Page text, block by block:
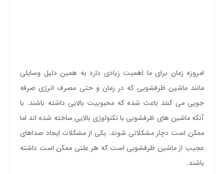
امروزه زمان برای ما اهمیت زیادی دارد به همین دلیل وسایلی
مانند ماشین ظرفشویی که در زمان و حتی مصرف انرژی صرفه
جویی می کنند باعث شده که محبوبیت بالایی داشته باشند. با
آنکه ماشین های ظرفشویی با تکنولوژی بالایی ساخته شده اند اما
ممکن است دچار مشکلاتی شوند. یکی از مشکلات ایجاد صداهای
عجیب از ماشین ظرفشویی است که هر علتی ممکن است داشته
باشند.